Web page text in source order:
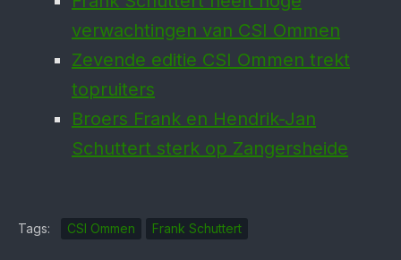
verwachtingen van CSI Ommen
Zevende editie CSI Ommen trekt
topruiters
Broers Frank en Hendrik-Jan
Schuttert sterk op Zangersheide
Tags: CSI Ommen Frank Schuttert